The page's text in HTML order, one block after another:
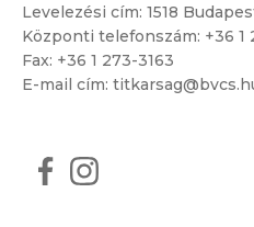
Levelezési cím: 1518
Központi telefonszám: +36 1
Fax: +36 1 273-3163
E-mail cím: